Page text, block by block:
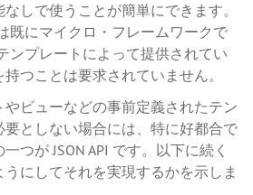
しで使うことが簡単にできます。
既にマイクロ・フレームワークで
ンプレートによって提供されてい
つことは要求されていません。
ビューなどの事前定義されたテン
としない場合には、特に好都合で
つが JSON API です。以下に続く
にしてそれを実現するかを示しま